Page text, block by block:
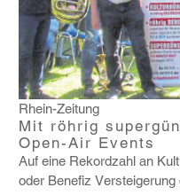
Rhein-Zeitung
Mit röhrig
Open-Air Events
Auf eine Rekord­zahl an
oder Benefiz